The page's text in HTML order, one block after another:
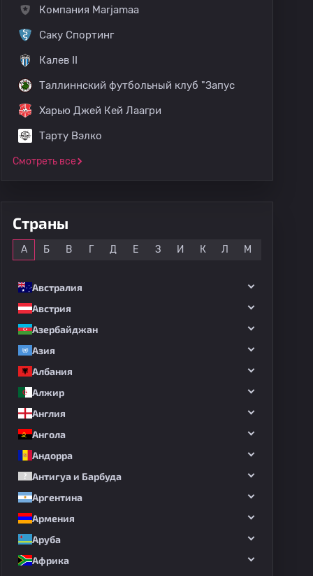
Компания Marjamaa
Саку Спортинг
Калев II
Таллиннский футбольный клуб "Запус
Харью Джей Кей Лаагри
Тарту Вэлко
Смотреть все
Страны
А Б В Г Д Е З И К Л М
Австралия
Австрия
Азербайджан
Азия
Албания
Алжир
Англия
Ангола
Андорра
Антигуа и Барбуда
Аргентина
Армения
Аруба
Африка